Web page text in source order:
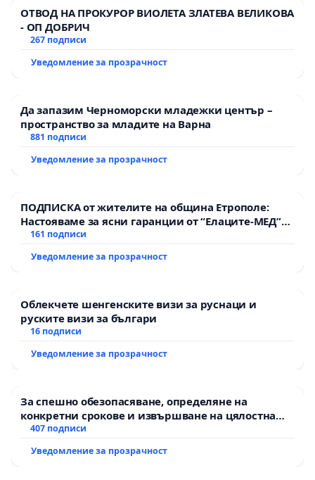
ОТВОД НА ПРОКУРОР ВИОЛЕТА ЗЛАТЕВА ВЕЛИКОВА
- ОП ДОБРИЧ
267 подписи
Уведомление за прозрачност
Да запазим Черноморски младежки център –
пространство за младите на Варна
881 подписи
Уведомление за прозрачност
ПОДПИСКА от жителите на община Етрополе:
Настояваме за ясни гаранции от “Елаците-МЕД”
АД и от държавата, че ще се изпълнят всички
161 подписи
Уведомление за прозрачност
Облекчете шенгенските визи за руснаци и
руските визи за българи
16 подписи
Уведомление за прозрачност
За спешно обезопасяване, определяне на
конкретни срокове и извършване на цялостна
рехабилитация на републиканския път между
Мирово - к.к. Момин проход
407 подписи
Уведомление за прозрачност